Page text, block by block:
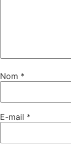
Nom *
E-mail *